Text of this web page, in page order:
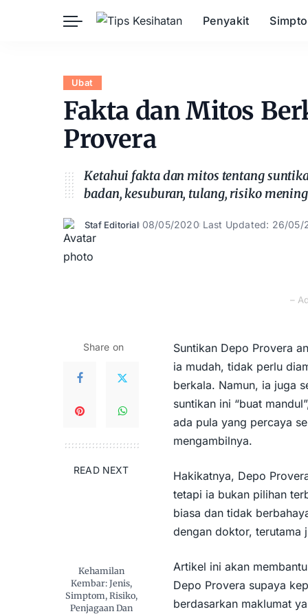
Penyakit
Kehamilan
Kesihatan Mental
Seksualiti
Kesihatan Digital
Sains Sukan
Estetik
Ubat
Fakta dan Mitos
Provera
Ketahui fakta dan mitos tentang
badan, kesuburan, tulang, risiko
Posted
by
Staf Editorial 08/05/2020 Last Updated: 26/05/
–
Share on
READ NEXT
Kehamilan
Kembar: Jenis,
Simptom, Risiko,
Penjagaan Dan
Suntikan Depo Provera
ia mudah, tidak perlu
berkala. Namun, ia juga
suntikan ini “buat
ada pula yang percaya
mengambilnya.
Hakikatnya, Depo
tetapi ia bukan pilihan
biasa dan tidak
dengan doktor, terutama
Artikel ini akan
Depo Provera supaya
berdasarkan maklumat